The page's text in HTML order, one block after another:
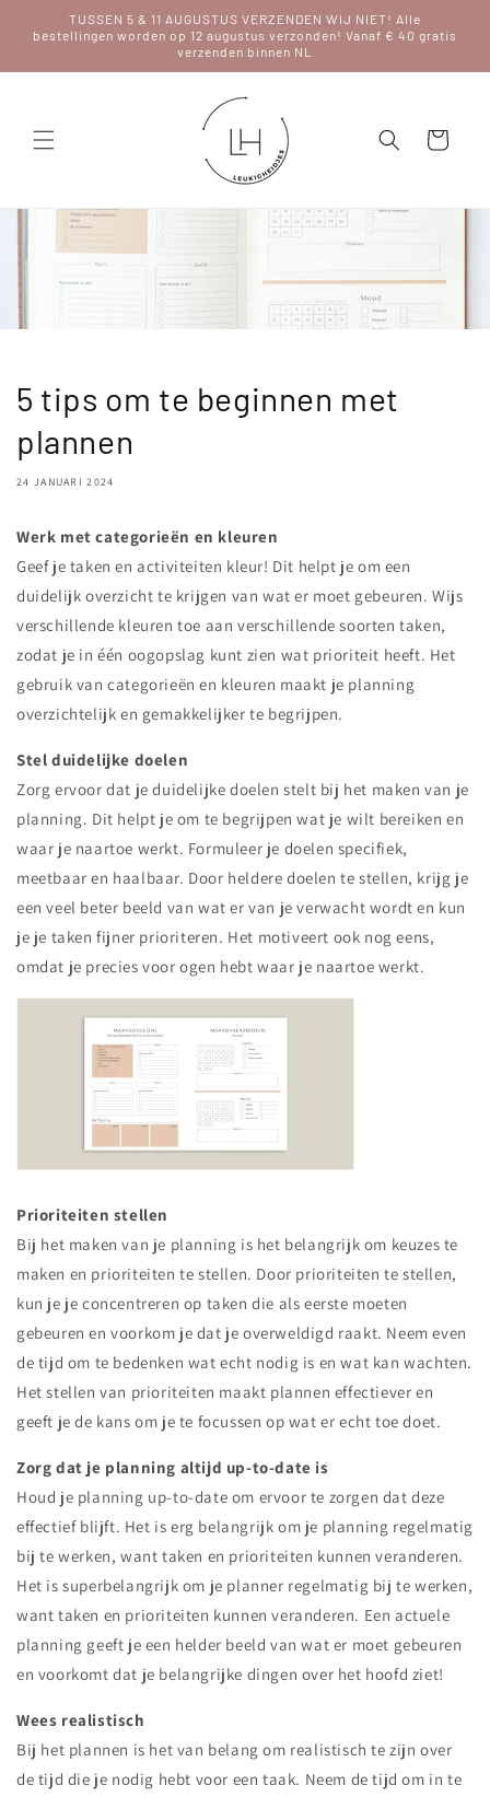
naar de
content
TUSSEN 5 & 11 AUGUSTUS VERZENDEN WIJ NIET! Alle
bestellingen worden op 12 augustus verzonden! Vanaf € 40 gratis
verzenden binnen NL
Winkelwagen
5 tips om te beginnen met
plannen
24 JANUARI 2024
Werk met categorieën en kleuren
Geef je taken en activiteiten kleur! Dit helpt je om een
duidelijk overzicht te krijgen van wat er moet gebeuren. Wijs
verschillende kleuren toe aan verschillende soorten taken,
zodat je in één oogopslag kunt zien wat prioriteit heeft. Het
gebruik van categorieën en kleuren maakt je planning
overzichtelijk en gemakkelijker te begrijpen.
Stel duidelijke doelen
Zorg ervoor dat je duidelijke doelen stelt bij het maken van je
planning. Dit helpt je om te begrijpen wat je wilt bereiken en
waar je naartoe werkt. Formuleer je doelen specifiek,
meetbaar en haalbaar. Door heldere doelen te stellen, krijg je
een veel beter beeld van wat er van je verwacht wordt en kun
je je taken fijner prioriteren. Het motiveert ook nog eens,
omdat je precies voor ogen hebt waar je naartoe werkt.
Prioriteiten stellen
Bij het maken van je planning is het belangrijk om keuzes te
maken en prioriteiten te stellen. Door prioriteiten te stellen,
kun je je concentreren op taken die als eerste moeten
gebeuren en voorkom je dat je overweldigd raakt. Neem even
de tijd om te bedenken wat echt nodig is en wat kan wachten.
Het stellen van prioriteiten maakt plannen effectiever en
geeft je de kans om je te focussen op wat er echt toe doet.
Zorg dat je planning altijd up-to-date is
Houd je planning up-to-date om ervoor te zorgen dat deze
effectief blijft. Het is erg belangrijk om je planning regelmatig
bij te werken, want taken en prioriteiten kunnen veranderen.
Het is superbelangrijk om je planner regelmatig bij te werken,
want taken en prioriteiten kunnen veranderen. Een actuele
planning geeft je een helder beeld van wat er moet gebeuren
en voorkomt dat je belangrijke dingen over het hoofd ziet!
Wees realistisch
Bij het plannen is het van belang om realistisch te zijn over
de tijd die je nodig hebt voor een taak. Neem de tijd om in te